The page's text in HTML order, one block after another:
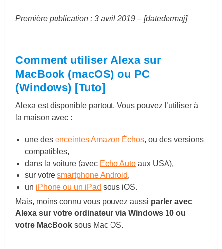
Première publication : 3 avril 2019 – [datedermaj]
Comment utiliser Alexa sur
MacBook (macOS) ou PC
(Windows) [Tuto]
Alexa est disponible partout. Vous pouvez l’utiliser à
la maison avec :
une desenceintes Amazon Échos, ou des versions
compatibles,
dans la voiture (avec Echo Auto aux USA),
sur votresmartphone Android,
un iPhone ou un iPad sous iOS.
Mais, moins connu vous pouvez aussi parler avec
Alexa sur votre ordinateur via Windows 10 ou
votre MacBook sous Mac OS.